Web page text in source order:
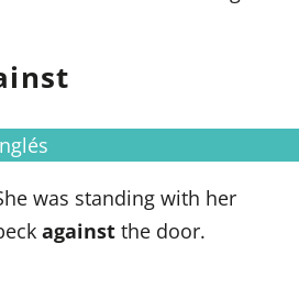
was standing with her
againstthe door.